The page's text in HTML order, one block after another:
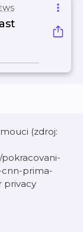
(zdroj:
prima-
privacy